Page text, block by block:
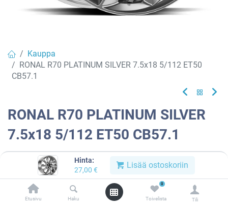
Hinta:
27,00 € Lisää ostoskoriin
Etusivu Haku
0
Toivelista Tili
Kauppa
RONAL R70 PLATINUM SILVER 7.5x18 5/112 ET50
CB57.1
RONAL R70 PLATINUM SILVER
7.5x18 5/112 ET50 CB57.1
EAN:4053881248531 Tuotekoodi:913318
Tällä tuotteella ei ole kelvollista yhdistelmää.